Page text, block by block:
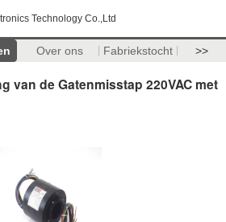
Technology Co.,Ltd
Over ons Fabriekstocht >>
van de Gatenmisstap 220VAC met